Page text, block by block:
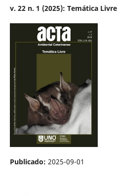
v. 22 n. 1 (2025): Temática Livre
Publicado: 2025-09-01